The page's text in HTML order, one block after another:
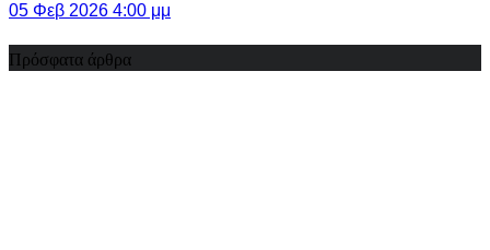
05 Φεβ 2026 4:00 μμ
Πρόσφατα άρθρα